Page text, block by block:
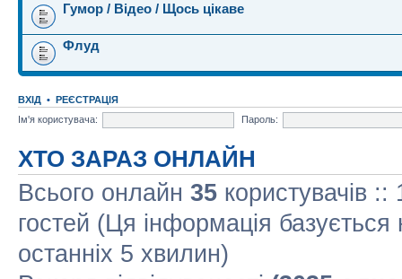
Гумор / Відео / Щось цікаве
Флуд
ВХІД • РЕЄСТРАЦІЯ
Ім'я користувача:
Пароль:
ХТО ЗАРАЗ ОНЛАЙН
Всього онлайн 35 користувачів
гостей (Ця інформація базується
останніх 5 хвилин)